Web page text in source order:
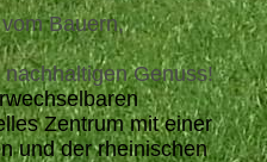
Bauern,
Genuss!
Zentrum mit einer
und der rheinischen